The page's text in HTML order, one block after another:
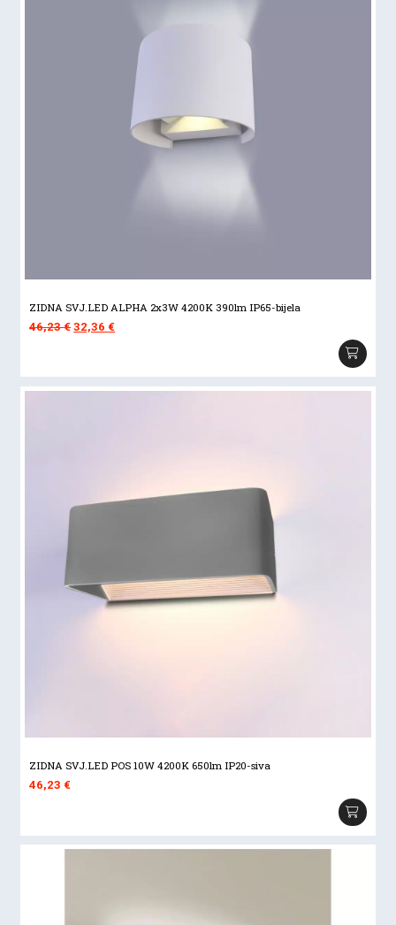
ZIDNA SVJ.LED ALPHA 2x3W 4200K 390lm IP65-bijela
46,23€Izvorna
je:
32,36€Trenutna
32,36 €.
ZIDNA SVJ.LED POS 10W 4200K 650lm IP20-siva
46,23€